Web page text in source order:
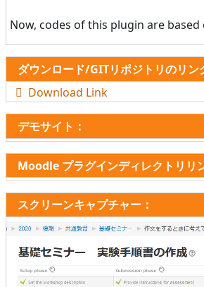
Now, codes of this plugin are
ダウンロード/GITリポジトリのリン
Download Link
デモサイト：
Moodle プラグインディレクトリリ
スクリーンキャプチャー：